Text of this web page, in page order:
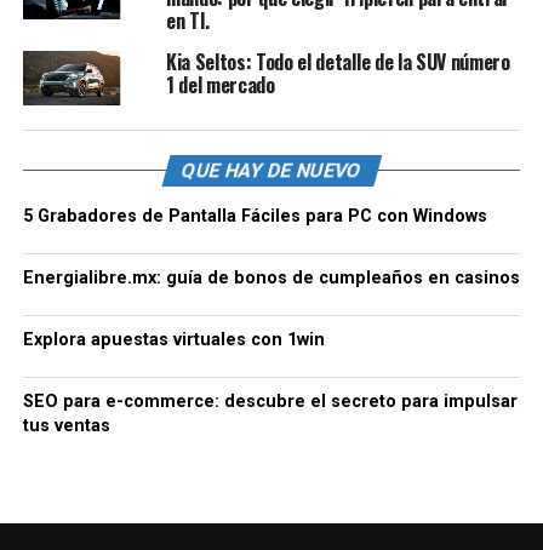
en TI.
Kia Seltos: Todo el detalle de la SUV número
1 del mercado
QUE HAY DE NUEVO
5 Grabadores de Pantalla Fáciles para PC con Windows
Energialibre.mx: guía de bonos de cumpleaños en casinos
Explora apuestas virtuales con 1win
SEO para e-commerce: descubre el secreto para impulsar
tus ventas